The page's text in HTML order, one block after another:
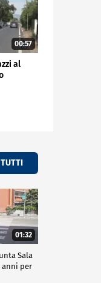
00:57
al
01:32
Sala
per